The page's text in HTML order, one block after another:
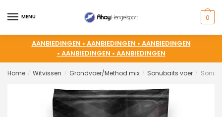
MENU 0
AANBIEDINGEN • AANBIEDINGEN • AANBIEDINGEN
• AANBIEDINGEN • AANBIEDINGEN
Home / Witvissen / Grondvoer/Method mix / Sonubaits voer /